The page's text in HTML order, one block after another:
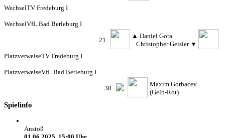
WechselTV Fredeburg I
WechselVfL Bad Berleburg I
21
▲ Daniel Gora
Christopher Geisler ▼
PlatzverweiseTV Fredeburg I
PlatzverweiseVfL Bad Berleburg I
38
Maxim Gorbacev
(Gelb-Rot)
Spielinfo
Anstoß